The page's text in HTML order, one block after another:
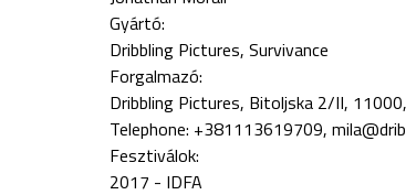
Gyártó:
Dribbling Pictures, Survivance
Forgalmazó:
Dribbling Pictures, Bitoljska 2/II,
Telephone: +381113619709,
Fesztiválok:
2017 - IDFA